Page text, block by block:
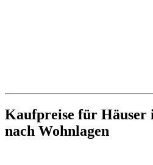
Kaufpreise für
nach Wohnlagen